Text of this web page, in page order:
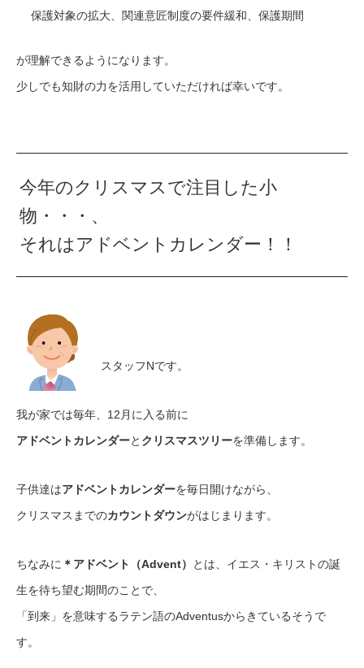
保護対象の拡大、関連意匠制度の要件緩和、保護期間
が理解できるようになります。
少しでも知財の力を活用していただければ幸いです。
今年のクリスマスで注目した小
物・・・、
それはアドベントカレンダー！！
スタッフNです。
我が家では毎年、12月に入る前に
アドベントカレンダーと クリスマスツリーを準備します。
子供達はアドベントカレンダーを毎日開けながら、
クリスマスまでのカウントダウンがはじまります。
ちなみに ＊アドベント（Advent）
とは、イエス・キリストの誕
生を待ち望む期間のことで、
「到来」を意味するラテン語のAdventusからきているそうで
す。